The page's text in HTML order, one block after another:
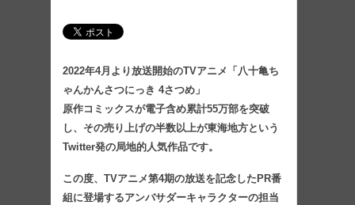
2022年4月より放送開始のTVアニメ「八十亀ち
ゃんかんさつにっき 4さつめ」
原作コミックスが電子含め累計55万部を突破
し、その売り上げの半数以上が東海地方という
Twitter発の局地的人気作品です。
この度、TVアニメ第4期の放送を記念したPR番
組に登場するアンバサダーキャラクターの担当